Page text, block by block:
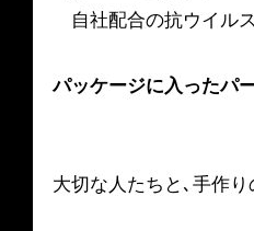
自社配合の抗ウイル
パッケージに入ったパ
大切な人たちと､手作